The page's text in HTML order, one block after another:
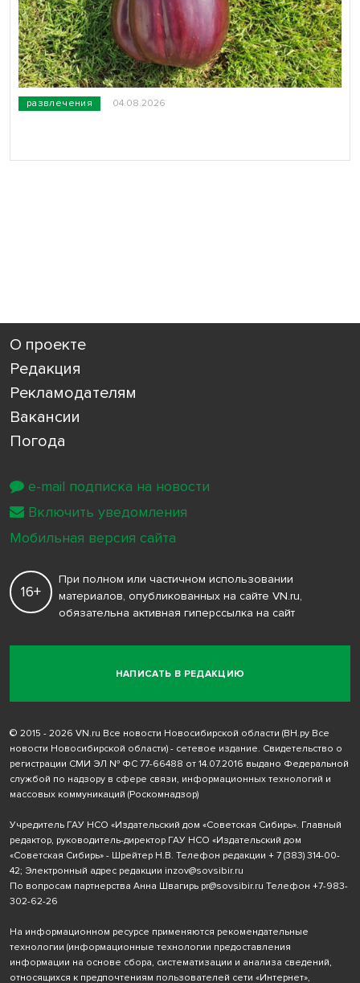
развлечения 04.08.2026
О проекте
Редакция
Рекламодателям
Вакансии
Погода
НАПИСАТЬ В РЕДАКЦИЮ
16+
При полном или частичном использовании
материалов, опубликованных на сайте VN.ru,
обязательна активная гиперссылка на сайт
© 2015 - 2026 VN.ru Все новости Новосибирской области (ВН.ру Все
новости Новосибирской области) - сетевое издание. Свидетельство о
регистрации СМИ ЭЛ № ФС 77-66488 от 14.07.2016 выдано Федеральной
службой по надзору в сфере связи, информационных технологий и
массовых коммуникаций (Роскомнадзор)
Учредитель ГАУ НСО «Издательский дом «Советская Сибирь». Главный
редактор, руководитель-директор ГАУ НСО «Издательский дом
«Советская Сибирь» - Шрейтер Н.В. Телефон редакции + 7 (383) 314-00-
42; Электронный адрес редакции inzov@sovsibir.ru
По вопросам партнерства Анна Швагирь pr@sovsibir.ru Телефон +7-983-
302-62-26
На информационном ресурсе применяются рекомендательные
технологии (информационные технологии предоставления
информации на основе сбора, систематизации и анализа сведений,
относящихся к предпочтениям пользователей сети «Интернет»,
e-mail подписка на новости
Включить уведомления
Мобильная версия сайта